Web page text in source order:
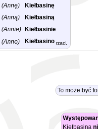
(Annę)
Kiełbasinę
(Anną)
Kiełbasiną
(Annie)
Kiełbasinie
(Anno) Kiełbasino rzad.
To może być
Kiełbasina